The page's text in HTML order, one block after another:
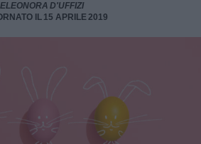
ELEONORA D'UFFIZI
IL 15 APRILE 2019